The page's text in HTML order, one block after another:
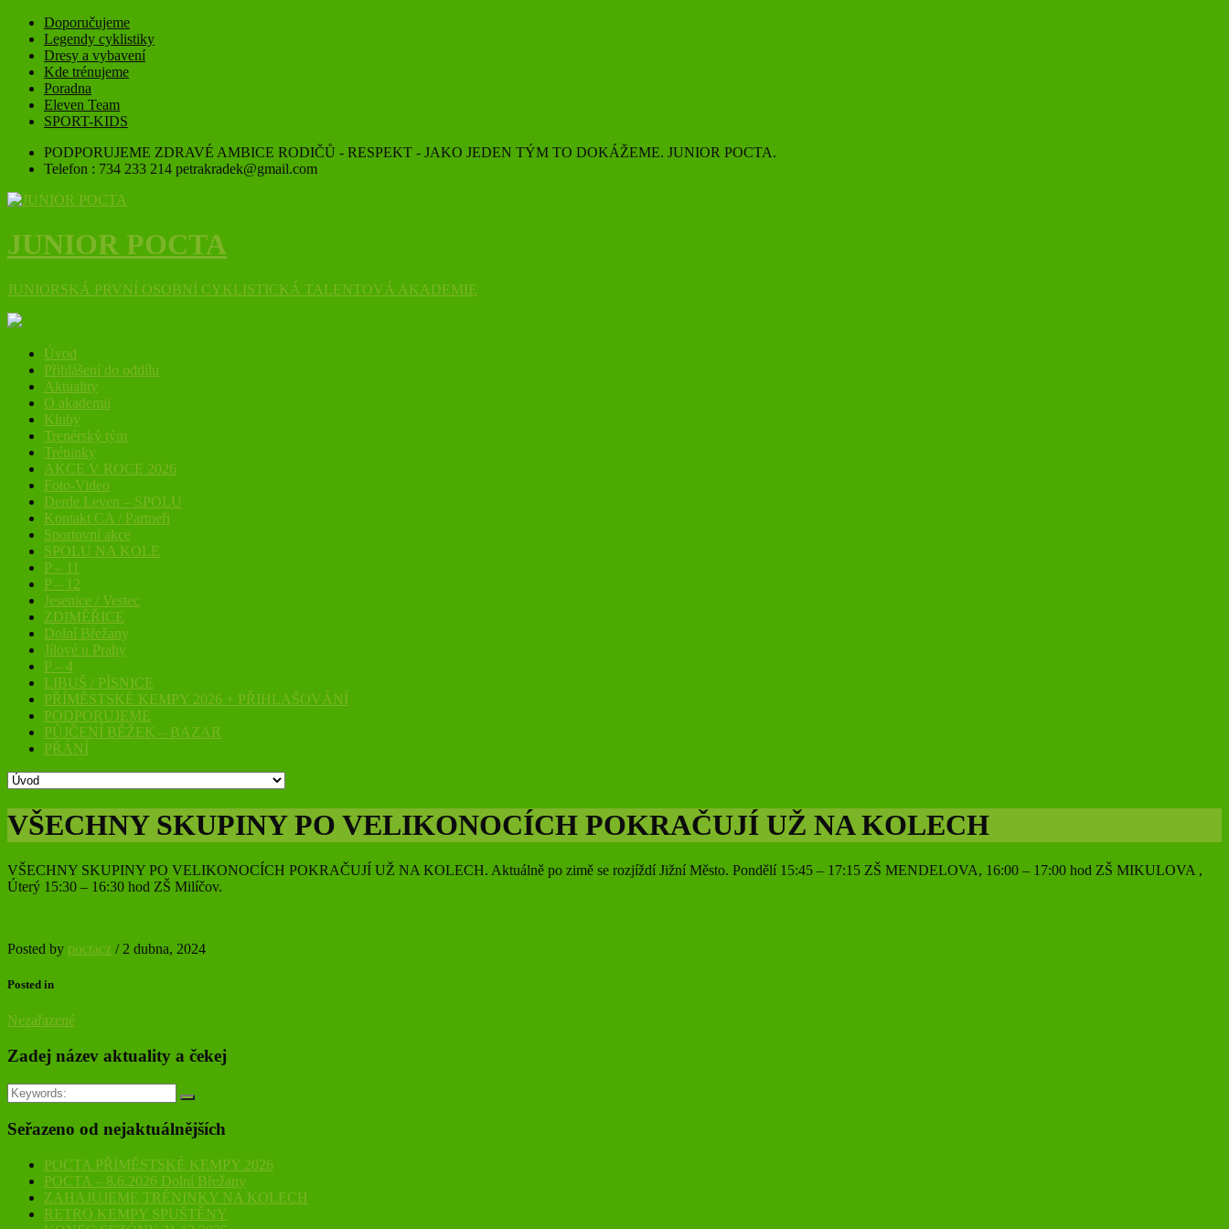
Doporučujeme
Legendy cyklistiky
Dresy a vybavení
Kde trénujeme
Poradna
Eleven Team
SPORT-KIDS
PODPORUJEME ZDRAVÉ AMBICE RODIČŮ - RESPEKT - JAKO JEDEN TÝM TO DOKÁŽEME. JUNIOR POCTA.
Telefon : 734 233 214 petrakradek@gmail.com
JUNIOR POCTA
JUNIORSKÁ PRVNÍ OSOBNÍ CYKLISTICKÁ TALENTOVÁ AKADEMIE
Úvod
Přihlášení do oddílu
Aktuality
O akademii
Kluby
Trenérský tým
Tréninky
AKCE V ROCE 2026
Foto-Video
Derde Leven – SPOLU
Kontakt CA / Partneři
Sportovní akce
SPOLU NA KOLE
P – 11
P – 12
Jesenice / Vestec
ZDIMĚŘICE
Dolní Břežany
Jílové u Prahy
P – 4
LIBUŠ / PÍSNICE
PŘÍMĚSTSKÉ KEMPY 2026 + PŘIHLAŠOVÁNÍ
PODPORUJEME
PŮJČENÍ BĚŽEK – BAZAR
PŘÁNÍ
VŠECHNY SKUPINY PO VELIKONOCÍCH POKRAČUJÍ UŽ NA KOLECH
VŠECHNY SKUPINY PO VELIKONOCÍCH POKRAČUJÍ UŽ NA KOLECH. Aktuálně po zimě se rozjíždí Jižní Město. Pondělí 15:45 – 17:15 ZŠ MENDELOVA, 16:00 – 17:00 hod ZŠ MIKULOVA ,
Úterý 15:30 – 16:30 hod ZŠ Milíčov.
Posted by poctacz / 2 dubna, 2024
Posted in
Nezařazené
Zadej název aktuality a čekej
Seřazeno od nejaktuálnějších
POCTA PŘÍMĚSTSKÉ KEMPY 2026
POCTA – 8.6.2026 Dolní Břežany
ZAHAJUJEME TRÉNINKY NA KOLECH
RETRO KEMPY SPUŠTĚNY